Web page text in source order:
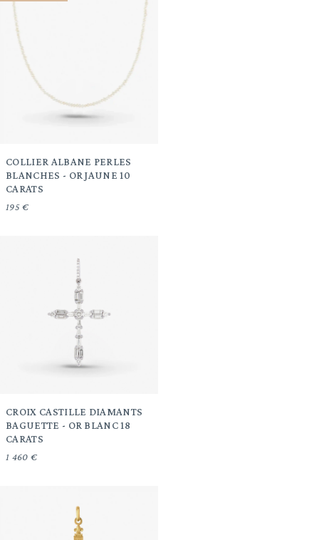
COLLIER ALBANE PERLES
BLANCHES - OR JAUNE 10
CARATS
195 €
CROIX CASTILLE DIAMANTS
BAGUETTE - OR BLANC 18
CARATS
1 460 €